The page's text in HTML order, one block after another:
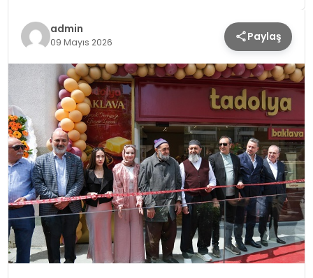
GÜNDEM
MAGAZIN
SIYASET
SPOR
TEKNOLOJI
YAŞAM
admin
09 Mayıs 2026 Paylaş